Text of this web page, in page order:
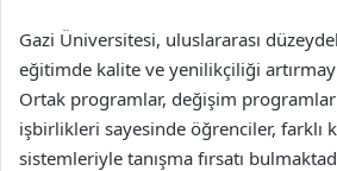
Gazi Üniversitesi, uluslararası
eğitimde kalite ve yenilikçiliği
Ortak programlar, değişim
işbirlikleri sayesinde öğrenciler, farklı
sistemleriyle tanışma fırsatı